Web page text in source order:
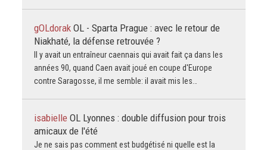
gOLdorak OL - Sparta Prague : avec le retour de
Niakhaté, la défense retrouvée ?
Il y avait un entraîneur caennais qui avait fait ça dans les
années 90, quand Caen avait joué en coupe d'Europe
contre Saragosse, il me semble: il avait mis les…
isabielle OL Lyonnes : double diffusion pour trois
amicaux de l'été
Je ne sais pas comment est budgétisé ni quelle est la